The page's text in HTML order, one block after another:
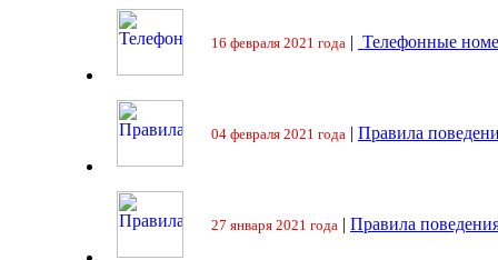
16 февраля 2021 года | Телефонные
04 февраля 2021 года | Правила
27 января 2021 года | Правила